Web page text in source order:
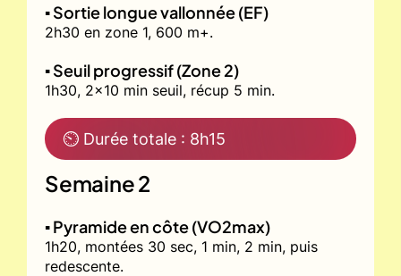
▪️ Sortie longue vallonnée (EF)
2h30 en zone 1, 600 m+.
▪️ Seuil progressif (Zone 2)
1h30, 2x10 min seuil, récup 5 min.
⏲ Durée totale : 8h15
Semaine 2
▪️ Pyramide en côte (VO2max)
1h20, montées 30 sec, 1 min, 2 min, puis
redescente.